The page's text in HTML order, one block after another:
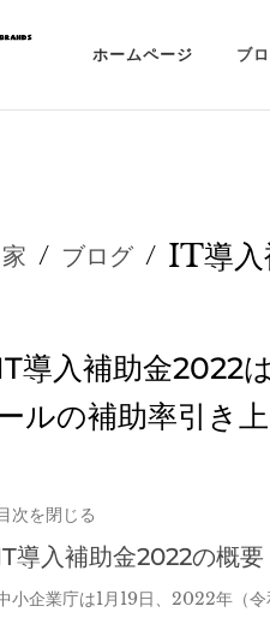
ホームページ ブ
家 / ブログ / IT導入
導入補助金2022
ルの補助率引き
次を閉じる
導入補助金2022の概要
小企業庁は1月19日、2022年（